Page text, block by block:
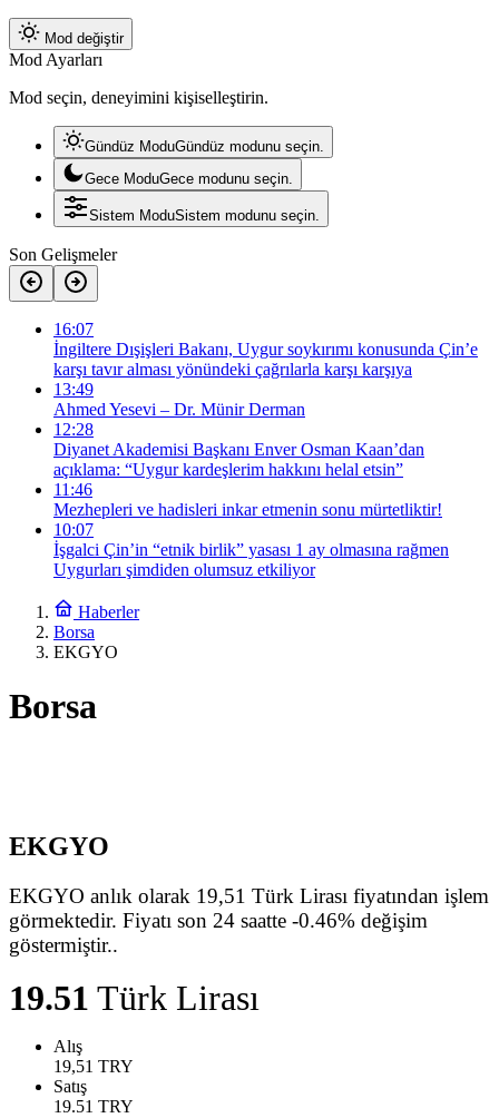
Mod değiştir
Mod Ayarları
Mod seçin, deneyimini kişiselleştirin.
Gündüz ModuGündüz modunu seçin.
Gece ModuGece modunu seçin.
Sistem ModuSistem modunu seçin.
Son Gelişmeler
16:07
İngiltere Dışişleri Bakanı, Uygur soykırımı konusunda Çin’e
karşı tavır alması yönündeki çağrılarla karşı karşıya
13:49
Ahmed Yesevi – Dr. Münir Derman
12:28
Diyanet Akademisi Başkanı Enver Osman Kaan’dan
açıklama: “Uygur kardeşlerim hakkını helal etsin”
11:46
Mezhepleri ve hadisleri inkar etmenin sonu mürtetliktir!
10:07
İşgalci Çin’in “etnik birlik” yasası 1 ay olmasına rağmen
Uygurları şimdiden olumsuz etkiliyor
Haberler
Borsa
EKGYO
Borsa
EKGYO
EKGYO anlık olarak 19,51 Türk Lirası fiyatından işlem
görmektedir. Fiyatı son 24 saatte -0.46% değişim
göstermiştir..
19.51 Türk Lirası
Alış
19,51 TRY
Satış
19.51 TRY